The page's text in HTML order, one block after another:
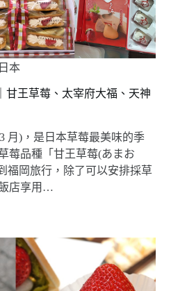
日本
甘王草莓、太宰府大福、天神
月)，是日本草莓最美味的季
莓品種「甘王草莓(あまお
福岡旅行，除了可以安排採草
店享用…